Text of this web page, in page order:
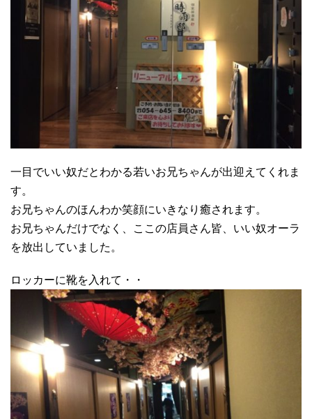
一目でいい奴だとわかる若いお兄ちゃんが出迎えてくれま
す。
お兄ちゃんのほんわか笑顔にいきなり癒されます。
お兄ちゃんだけでなく、ここの店員さん皆、いい奴オーラ
を放出していました。
ロッカーに靴を入れて・・